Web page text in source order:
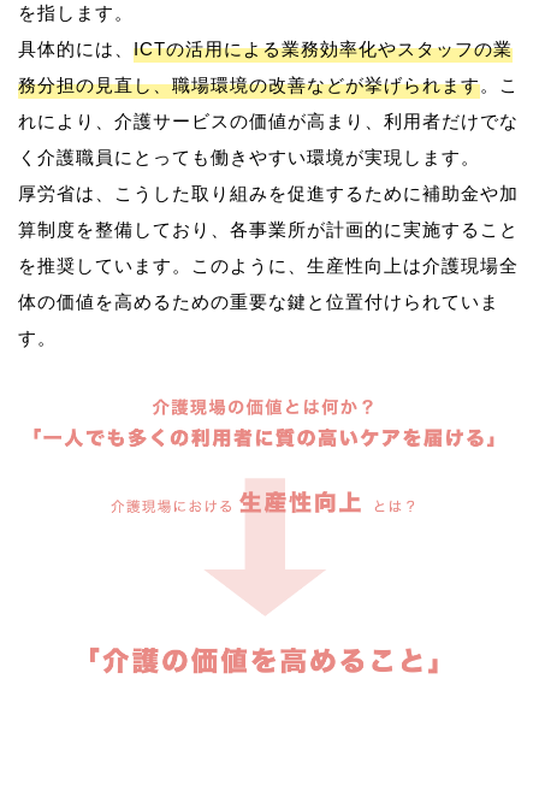
を指します。
具体的には、 ICTの活用による業務効率化やスタッフの業
務分担の見直し、職場環境の改善などが挙げられます。こ
れにより、介護サービスの価値が高まり、利用者だけでな
く介護職員にとっても働きやすい環境が実現します。
厚労省は、こうした取り組みを促進するために補助金や加
算制度を整備しており、各事業所が計画的に実施すること
を推奨しています。このように、生産性向上は介護現場全
体の価値を高めるための重要な鍵と位置付けられていま